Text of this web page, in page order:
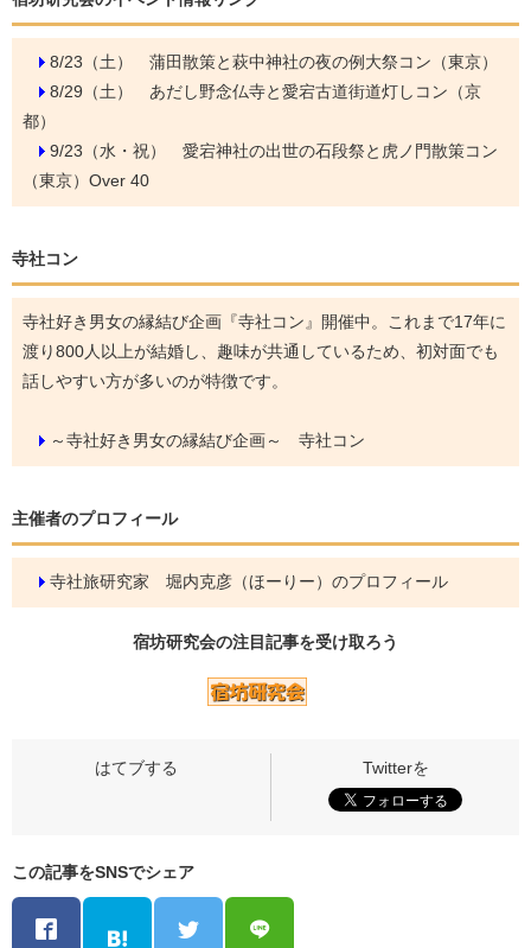
8/23（土） 蒲田散策と萩中神社の夜の例大祭コン（東京）
8/29（土） あだし野念仏寺と愛宕古道街道灯しコン（京
都）
9/23（水・祝） 愛宕神社の出世の石段祭と虎ノ門散策コン
（東京）Over 40
寺社コン
寺社好き男女の縁結び企画『寺社コン』開催中。これまで17年に
渡り800人以上が結婚し、趣味が共通しているため、初対面でも
話しやすい方が多いのが特徴です。
～寺社好き男女の縁結び企画～ 寺社コン
主催者のプロフィール
寺社旅研究家 堀内克彦（ほーりー）のプロフィール
宿坊研究会の注目記事を受け取ろう
この記事をSNSでシェア